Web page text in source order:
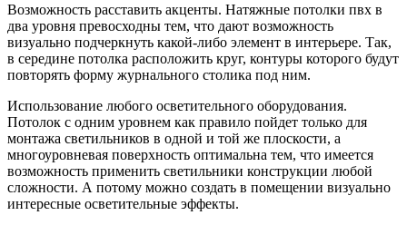
Возможность расставить акценты. Натяжные потолки пвх в
два уровня превосходны тем, что дают возможность
визуально подчеркнуть какой-либо элемент в интерьере. Так,
в середине потолка расположить круг, контуры которого будут
повторять форму журнального столика под ним.
Использование любого осветительного оборудования.
Потолок с одним уровнем как правило пойдет только для
монтажа светильников в одной и той же плоскости, а
многоуровневая поверхность оптимальна тем, что имеется
возможность применить светильники конструкции любой
сложности. А потому можно создать в помещении визуально
интересные осветительные эффекты.